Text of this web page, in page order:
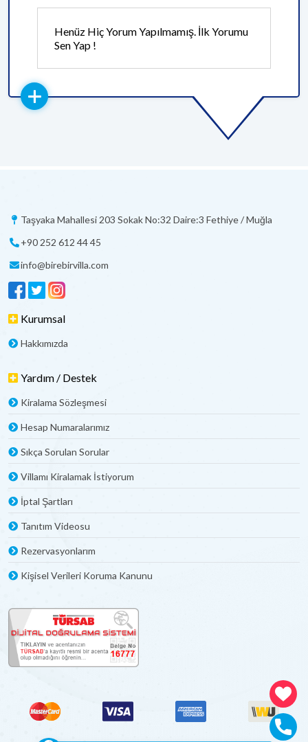
Henüz Hiç Yorum Yapılmamış. İlk Yorumu
Sen Yap !
Taşyaka Mahallesi 203 Sokak No:32 Daire:3 Fethiye / Muğla
+90 252 612 44 45
info@birebirvilla.com
Kurumsal
Hakkımızda
Yardım / Destek
Kiralama Sözleşmesi
Hesap Numaralarımız
Sıkça Sorulan Sorular
Villamı Kiralamak İstiyorum
İptal Şartları
Tanıtım Videosu
Rezervasyonlarım
Kişisel Verileri Koruma Kanunu